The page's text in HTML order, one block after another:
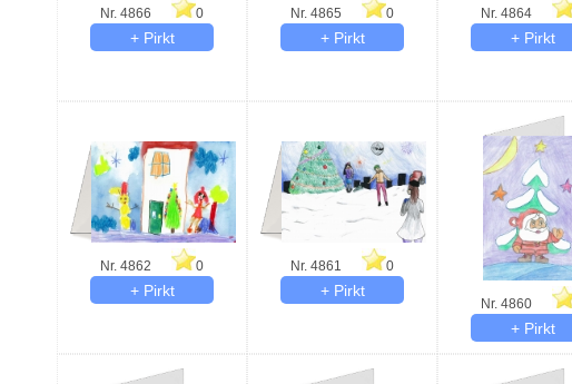
Nr. 4866 0 Nr. 4865 0 Nr. 4864
Nr. 4862 0 Nr. 4861 0
Nr. 4860